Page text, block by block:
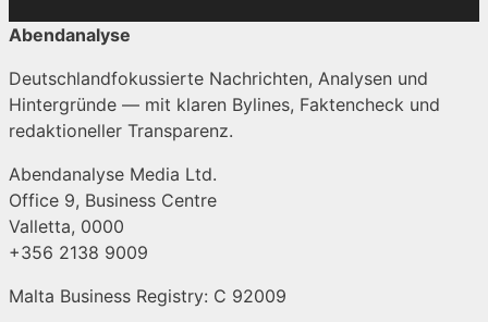
Abendanalyse
Deutschlandfokussierte Nachrichten, Analysen und
Hintergründe — mit klaren Bylines, Faktencheck und
redaktioneller Transparenz.
Abendanalyse Media Ltd.
Office 9, Business Centre
Valletta, 0000
+356 2138 9009
Malta Business Registry: C 92009